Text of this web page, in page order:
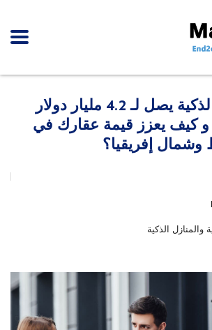
سوق المنازل الذكية يصل لـ 4.2 مليار دولار
2026 – و كيف يعزز قيمة عقارك في
إفريقيا؟
والمنازل الذكية